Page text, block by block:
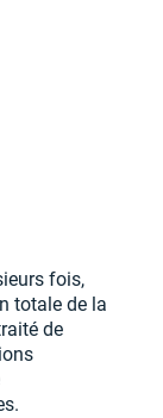
fois,
totale de la
de